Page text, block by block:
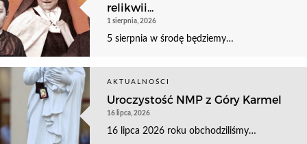
relikwii...
1 sierpnia, 2026
5 sierpnia w środę będziemy…
AKTUALNOŚCI
Uroczystość NMP z Góry Karmel
16 lipca, 2026
16 lipca 2026 roku obchodziliśmy…